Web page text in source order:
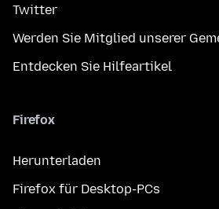
Twitter
Werden Sie Mitglied unserer
Entdecken Sie Hilfeartikel
Firefox
Herunterladen
Firefox für Desktop-PCs